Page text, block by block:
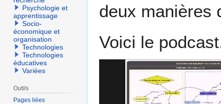
navigation
recherche
deux manières
Voici le
Psychologie et
apprentissage
Socio-
économique et
organisation
Technologies
Technologies
éducatives
Variées
Outils
Pages liées